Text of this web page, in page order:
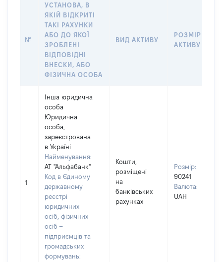
№
УСТАНОВА, В
ЯКІЙ ВІДКРИТІ
ТАКІ РАХУНКИ
АБО ДО ЯКОЇ
ЗРОБЛЕНІ
ВІДПОВІДНІ
ВНЕСКИ, АБО
ФІЗИЧНА ОСОБА
ВИД АКТИВУ
РОЗМІР
АКТИВУ
1
Інша юридична
особа
Юридична
особа,
зареєстрована
в Україні
Найменування:
АТ "Альфабанк"
Код в Єдиному
державному
реєстрі
юридичних
осіб, фізичних
осіб –
підприємців та
громадських
формувань:
Кошти,
розміщені
на
банківських
рахунках
Розмір:
90241
Валюта:
UAH